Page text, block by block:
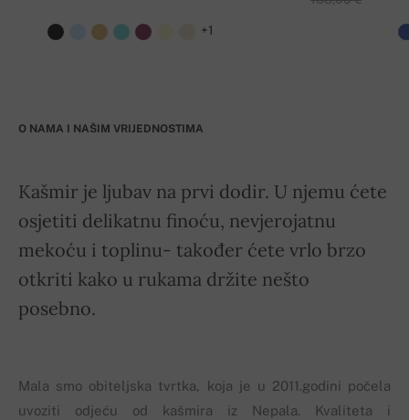
+1
O NAMA I NAŠIM VRIJEDNOSTIMA
Kašmir je ljubav na prvi dodir. U njemu ćete
osjetiti delikatnu finoću, nevjerojatnu
mekoću i toplinu- također ćete vrlo brzo
otkriti kako u rukama držite nešto
posebno.
Mala smo obiteljska tvrtka, koja je u 2011.godini počela
uvoziti odjeću od kašmira iz Nepala. Kvaliteta i